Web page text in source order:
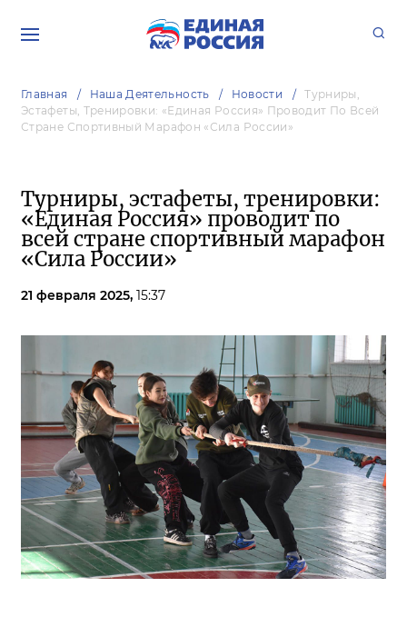
Главная Наша Деятельность Новости
Турниры,
Эстафеты, Тренировки: «Единая Россия» Проводит По Всей
Стране Спортивный Марафон «Сила России»
Турниры, эстафеты, тренировки:
«Единая Россия» проводит по
всей стране спортивный марафон
«Сила России»
21 февраля 2025, 15:37